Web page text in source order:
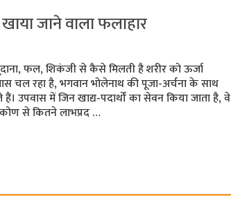
जाने वाला फलाहार
फल, शिकंजी से कैसे मिलती है शरीर को ऊर्जा
चल रहा है, भगवान भोलेनाथ की पूजा-अर्चना के साथ
उपवास में जिन खाद्य-पदार्थों का सेवन किया जाता है, वे
से कितने लाभप्रद …